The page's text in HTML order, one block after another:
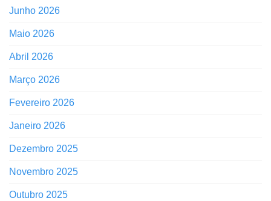
Junho 2026
Maio 2026
Abril 2026
Março 2026
Fevereiro 2026
Janeiro 2026
Dezembro 2025
Novembro 2025
Outubro 2025